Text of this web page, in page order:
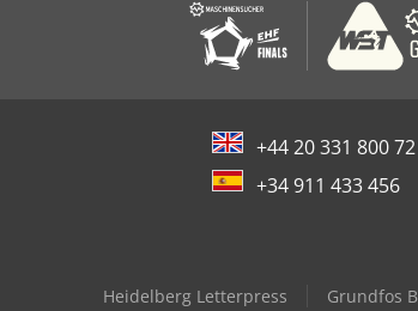
+44 20 331 800 72
+34 911 433 456
Heidelberg Letterpress Grundfos